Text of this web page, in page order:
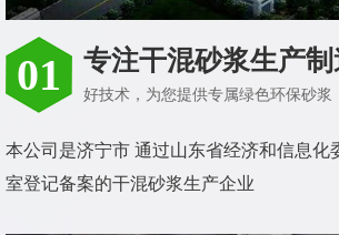
01 专注干混砂浆生产
好技术，为您提供专属绿色环保砂浆
本公司是济宁市 通过山东省经济和信息化
室登记备案的干混砂浆生产企业